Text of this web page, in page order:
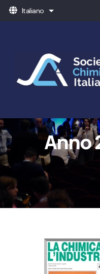
Salta Italiano Mostra
Anno